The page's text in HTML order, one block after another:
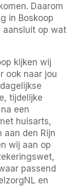
Daarom
in Boskoop
aansluit op wat
kijken wij
ook naar jou
tijdelijke
een
huisarts,
den Rijn
wij aan op
passend
en